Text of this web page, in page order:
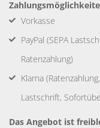
Vorkasse
PayPal (SEPA
Ratenzahlung)
Klarna
Lastschrift,
Das Angebot ist